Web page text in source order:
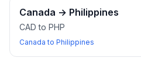
Canada → Philippines
CAD to PHP
Canada to Philippines